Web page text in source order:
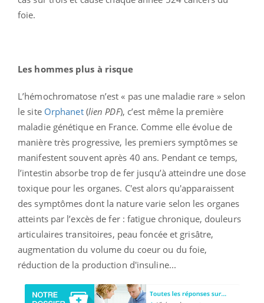
foie.
Les hommes plus à risque
L’hémochromatose n’est « pas une maladie rare » selon
le site Orphanet(lien PDF), c’est même la première
maladie génétique en France. Comme elle évolue de
manière très progressive, les premiers symptômes se
manifestent souvent après 40 ans. Pendant ce temps,
l’intestin absorbe trop de fer jusqu’à atteindre une dose
toxique pour les organes. C'est alors qu'apparaissent
des symptômes dont la nature varie selon les organes
atteints par l’excès de fer : fatigue chronique, douleurs
articulaires transitoires, peau foncée et grisâtre,
augmentation du volume du coeur ou du foie,
réduction de la production d'insuline...